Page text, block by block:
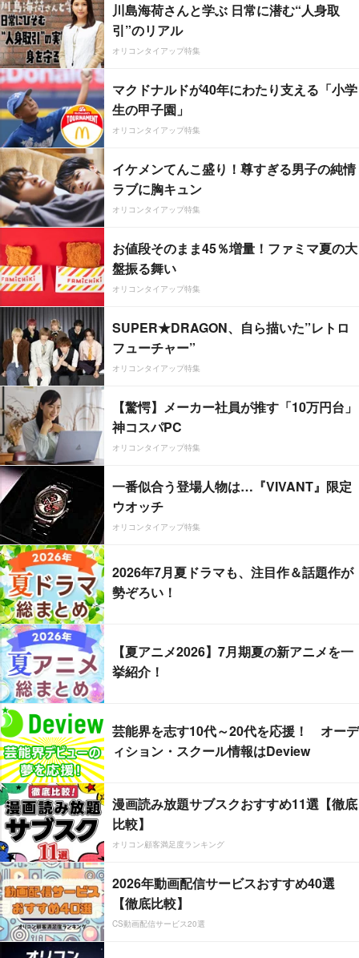
川島海荷さんと学ぶ 日常に潜む“人身取
引”のリアル
オリコンタイアップ特集
マクドナルドが40年にわたり支える「小学
生の甲子園」
オリコンタイアップ特集
イケメンてんこ盛り！尊すぎる男子の純情
ラブに胸キュン
オリコンタイアップ特集
お値段そのまま45％増量！ファミマ夏の大
盤振る舞い
オリコンタイアップ特集
SUPER★DRAGON、自ら描いた”レトロ
フューチャー”
オリコンタイアップ特集
【驚愕】メーカー社員が推す「10万円台」
神コスパPC
オリコンタイアップ特集
一番似合う登場人物は…『VIVANT』限定
ウオッチ
オリコンタイアップ特集
2026年7月夏ドラマも、注目作＆話題作が
勢ぞろい！
【夏アニメ2026】7月期夏の新アニメを一
挙紹介！
芸能界を志す10代～20代を応援！ オーデ
ィション・スクール情報はDeview
漫画読み放題サブスクおすすめ11選【徹底
比較】
オリコン顧客満足度ランキング
2026年動画配信サービスおすすめ40選
【徹底比較】
CS動画配信サービス20選